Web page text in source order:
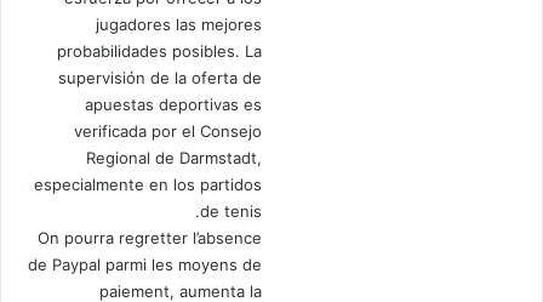
jugadores las mejores
probabilidades posibles. La
supervisión de la oferta de
apuestas deportivas es
verificada por el Consejo
Regional de Darmstadt,
especialmente en los partidos
de tenis.
On pourra regretter l’absence
de Paypal parmi les moyens de
paiement, aumenta la